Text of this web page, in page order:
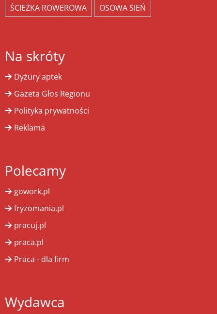
ŚCIEŻKA ROWEROWA
OSOWA SIEŃ
Na skróty
Dyżury aptek
Gazeta Głos Regionu
Polityka prywatności
Reklama
Polecamy
gowork.pl
fryzomania.pl
pracuj.pl
praca.pl
Praca - dla firm
Wydawca